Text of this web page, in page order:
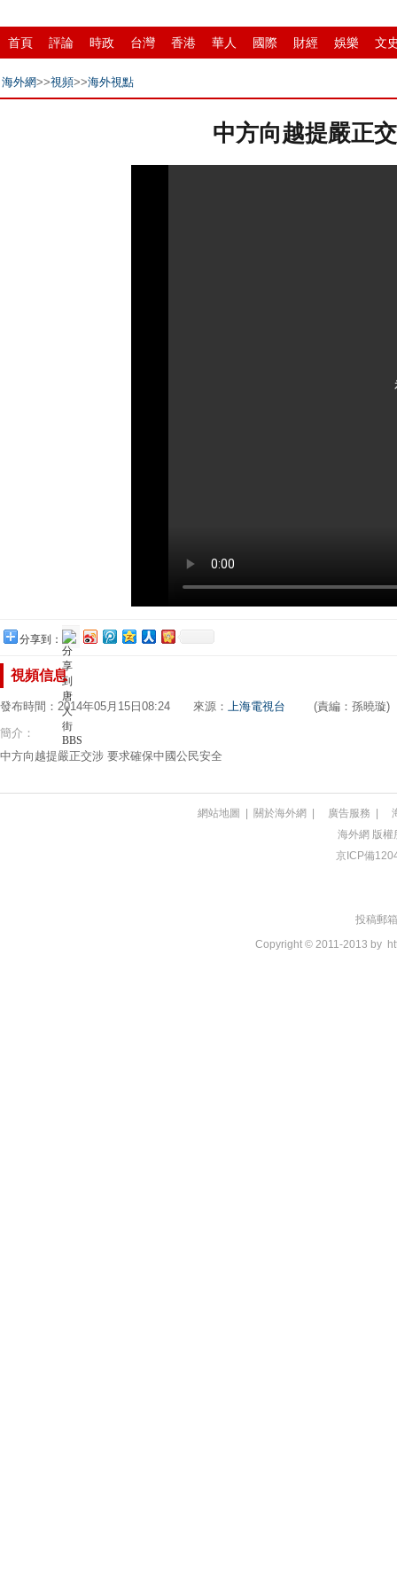
首頁 評論 時政 台灣 香港 華人 國際 財經 娛樂 文
中原 招商 縣域 環保
海外網>>視頻>>海外視點
中方向越提嚴正
分享到：
視頻信息
發布時間：2014年05月15日08:24 來源： 上海電視台 (責編：孫曉璇)
簡介：
中方向越提嚴正交涉 要求確保中國公民安全
網站地圖 | 關於海外網 | 廣告服務 |
海外網 版權
京ICP備
投稿郵
Copyright © 2011-2013 by